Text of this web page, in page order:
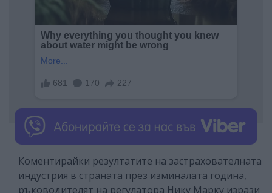
Коментирайки резултатите на застрахователната
индустрия в страната през изминалата година,
ръководителят на регулатора Нику Марку изрази